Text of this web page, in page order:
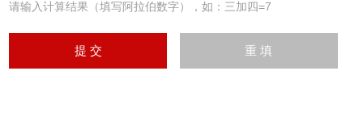
请输入计算结果（填写阿拉伯数字），如：三加四=7